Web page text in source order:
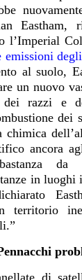
Eastham,
l’Imperial
al suolo,
un nuovo
razzi e
chimica
ancora
da
in
territorio